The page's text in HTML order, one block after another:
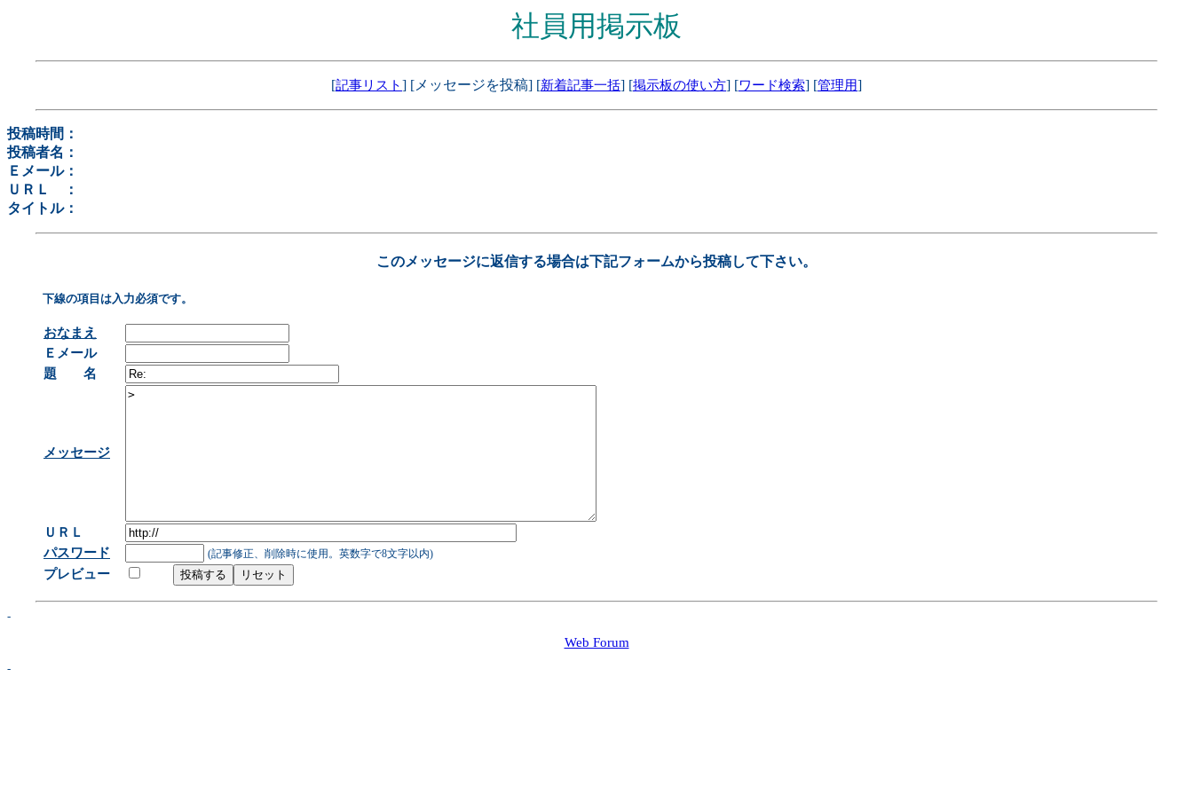
社員用掲示板
[記事リスト] [メッセージを投稿] [新着記事一括] [掲示板の使い方] [ワード検索] [管理用]
投稿時間：
投稿者名：
Ｅメール：
ＵＲＬ ：
タイトル：
このメッセージに返信する場合は下記フォームから投稿して下さい。
下線の項目は入力必須です。
おなまえ
Ｅメール
題 名
メッセージ
ＵＲＬ
パスワード
(記事修正、削除時に使用。英数字で8文字以内)
プレビュー
-
Web Forum
-